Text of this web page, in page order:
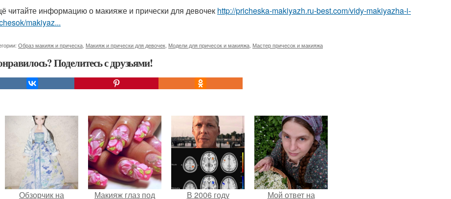
читайте информацию о макияже и прически для девочек http://pricheska-makiyazh.ru-best.com/vidy-makiyazha-i-
makiyaz...
Образ макияж и прическа Макияж и прически для девочек Модели для причесок и макияжа Мастер причесок и макияжа
Поделитесь с друзьями!
Обзорчик на
Макияж глаз под
В 2006 году
Мой ответ на